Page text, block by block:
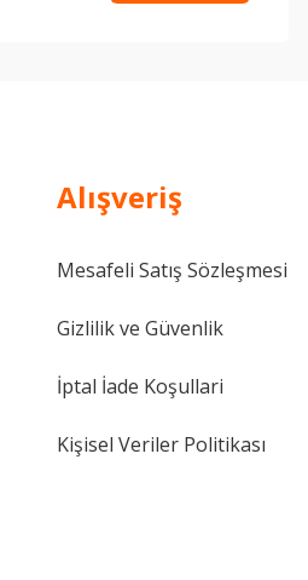
Alışveriş
Mesafeli Satış Sözleşmesi
Gizlilik ve Güvenlik
İptal İade Koşullari
Kişisel Veriler Politikası